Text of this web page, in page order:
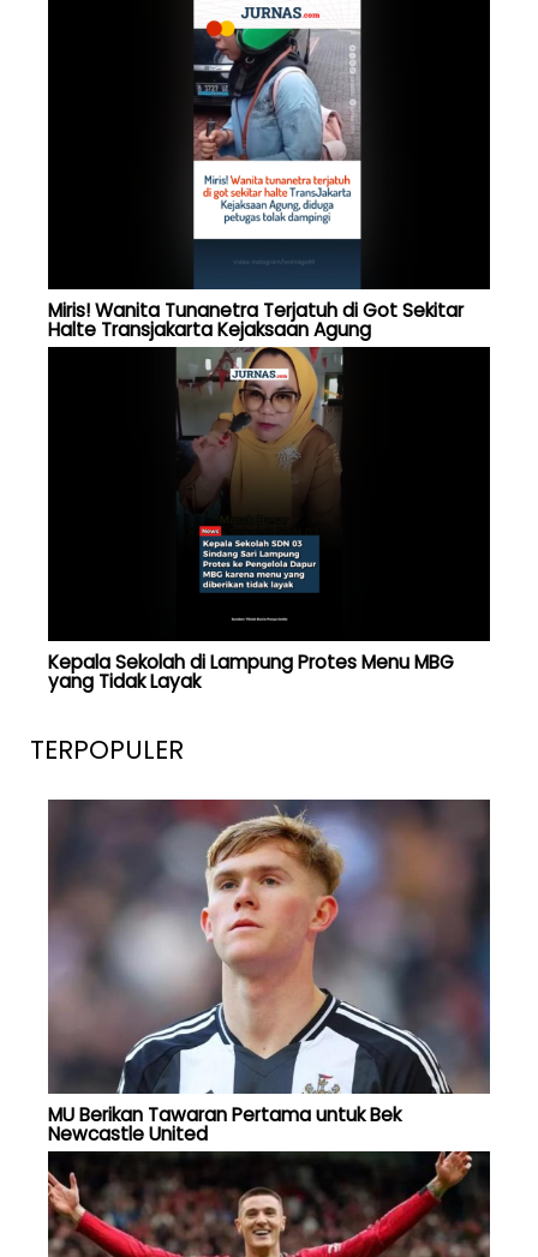
Miris! Wanita Tunanetra Terjatuh di Got Sekitar
Halte Transjakarta Kejaksaan Agung
Kepala Sekolah di Lampung Protes Menu MBG
yang Tidak Layak
TERPOPULER
MU Berikan Tawaran Pertama untuk Bek
Newcastle United